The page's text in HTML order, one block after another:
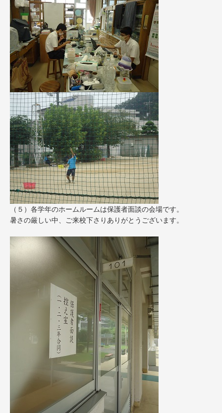
（５）各学年のホームルームは保護者面談の会場です。
暑さの厳しい中、ご来校下さりありがとうございます。